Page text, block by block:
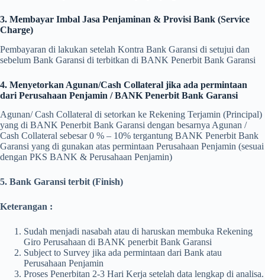
3. Membayar Imbal Jasa Penjaminan & Provisi Bank (Service
Charge)
Pembayaran di lakukan setelah Kontra Bank Garansi di setujui dan
sebelum Bank Garansi di terbitkan di BANK Penerbit Bank Garansi
4. Menyetorkan Agunan/Cash Collateral jika ada permintaan
dari Perusahaan Penjamin / BANK Penerbit Bank Garansi
Agunan/ Cash Collateral di setorkan ke Rekening Terjamin (Principal)
yang di BANK Penerbit Bank Garansi dengan besarnya Agunan /
Cash Collateral sebesar 0 % – 10% tergantung BANK Penerbit Bank
Garansi yang di gunakan atas permintaan Perusahaan Penjamin (sesuai
dengan PKS BANK & Perusahaan Penjamin)
5. Bank Garansi terbit (Finish)
Keterangan :
Sudah menjadi nasabah atau di haruskan membuka Rekening
Giro Perusahaan di BANK penerbit Bank Garansi
Subject to Survey jika ada permintaan dari Bank atau
Perusahaan Penjamin
Proses Penerbitan 2-3 Hari Kerja setelah data lengkap di analisa.